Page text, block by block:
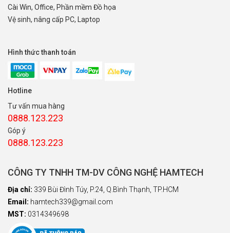
Cài Win, Office, Phần mềm Đồ họa
Vệ sinh, nâng cấp PC, Laptop
Hình thức thanh toán
Hotline
Tư vấn mua hàng
0888.123.223
Góp ý
0888.123.223
CÔNG TY TNHH TM-DV CÔNG NGHỆ HAMTECH
Địa chỉ: 339 Bùi Đình Túy, P.24, Q.Bình Thạnh, TP.HCM
Email: hamtech339@gmail.com
MST: 0314349698